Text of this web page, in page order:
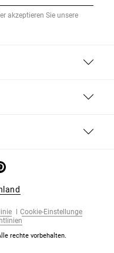
akzeptieren Sie unsere
Cookie-Einstellunge
rechte vorbehalten.